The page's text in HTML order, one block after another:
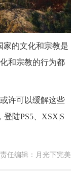
的文化和宗教是
和宗教的行为都
许可以缓解这些
陆PS5、XSX|S
责任编辑：月光下完美